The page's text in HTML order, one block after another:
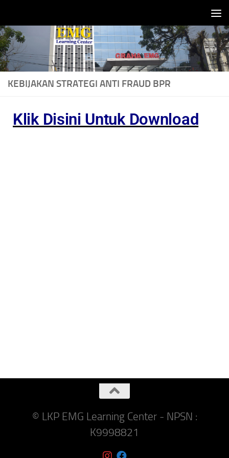
KEBIJAKAN STRATEGI ANTI FRAUD BPR
Klik Disini Untuk Download
© LKP EMG Learning Center - NPSN :
K9998821